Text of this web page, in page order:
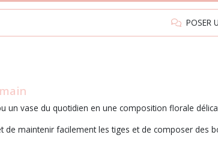
POSER
un vase du quotidien en une composition florale
de maintenir facilement les tiges et de composer